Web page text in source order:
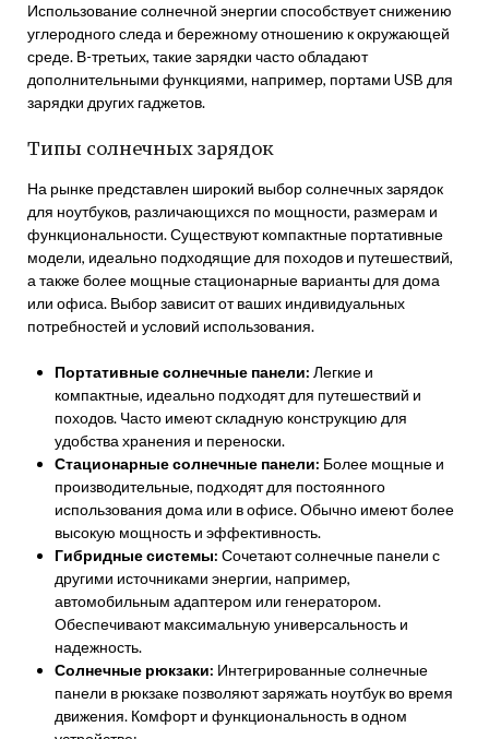
Использование солнечной энергии способствует снижению
углеродного следа и бережному отношению к окружающей
среде. В-третьих, такие зарядки часто обладают
дополнительными функциями, например, портами USB для
зарядки других гаджетов.
Типы солнечных зарядок
На рынке представлен широкий выбор солнечных зарядок
для ноутбуков, различающихся по мощности, размерам и
функциональности. Существуют компактные портативные
модели, идеально подходящие для походов и путешествий,
а также более мощные стационарные варианты для дома
или офиса. Выбор зависит от ваших индивидуальных
потребностей и условий использования.
Портативные солнечные панели: Легкие и
компактные, идеально подходят для путешествий и
походов. Часто имеют складную конструкцию для
удобства хранения и переноски.
Стационарные солнечные панели: Более мощные и
производительные, подходят для постоянного
использования дома или в офисе. Обычно имеют более
высокую мощность и эффективность.
Гибридные системы: Сочетают солнечные панели с
другими источниками энергии, например,
автомобильным адаптером или генератором.
Обеспечивают максимальную универсальность и
надежность.
Солнечные рюкзаки: Интегрированные солнечные
панели в рюкзаке позволяют заряжать ноутбук во время
движения. Комфорт и функциональность в одном